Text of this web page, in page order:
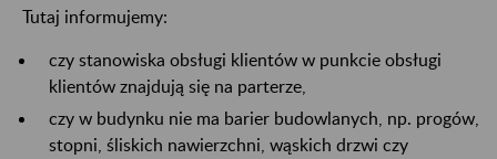
Tutaj informujemy:
czy stanowiska obsługi klientów w punkcie obsługi
klientów znajdują się na parterze,
czy w budynku nie ma barier budowlanych, np. progów,
stopni, śliskich nawierzchni, wąskich drzwi czy